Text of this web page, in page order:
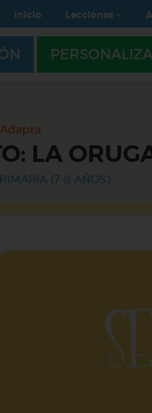
Inicio Lecciones
LA
(7-8 AÑOS)